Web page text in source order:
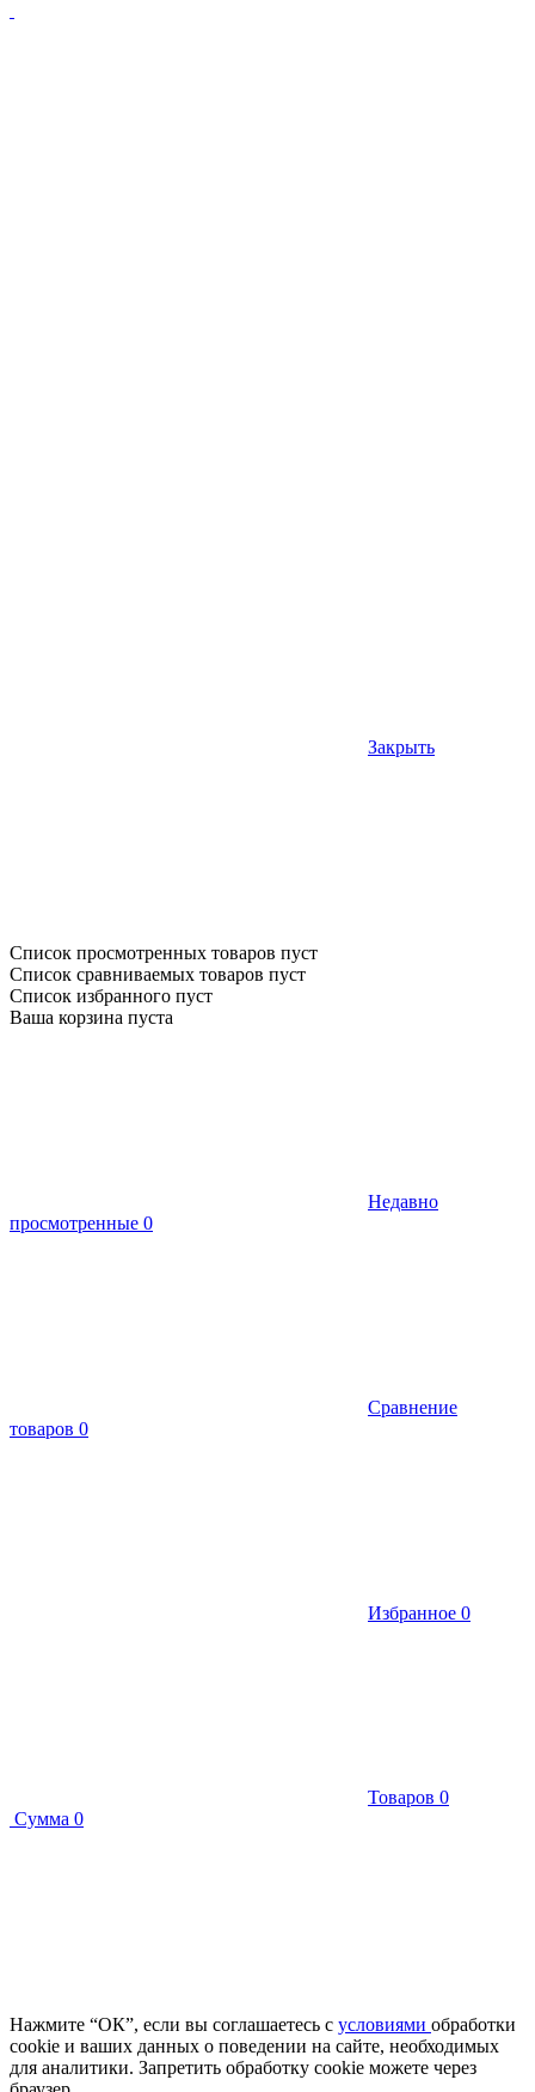
Закрыть
Список просмотренных товаров пуст
Список сравниваемых товаров пуст
Список избранного пуст
Ваша корзина пуста
Недавно
просмотренные 0
Сравнение
товаров 0
Избранное 0
Товаров 0
Сумма 0
Нажмите “ОК”, если вы соглашаетесь с условиями обработки
cookie и ваших данных о поведении на сайте, необходимых
для аналитики. Запретить обработку cookie можете через